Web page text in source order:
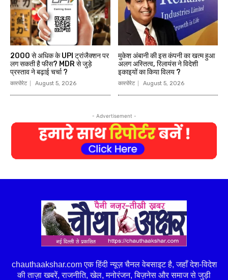
₹2000 से अधिक के UPI ट्रांजैक्शन पर
लग सकती है फीस? MDR से जुड़े
प्रस्ताव ने बढ़ाई चर्चा ?
कारपोरेट August 5, 2026
मुकेश अंबानी की इस कंपनी का खत्म हुआ
अलग अस्तित्व, रिलायंस ने विदेशी
इकाइयों का किया विलय ?
कारपोरेट August 5, 2026
- Advertisement -
chauthaakshar.com एक हिंदी न्यूज़ चैनल वेबसाइट है, जहाँ देश-विदेश
की ताज़ा खबरें, राजनीति, खेल, मनोरंजन, बिज़नेस और समाज से जुड़ी